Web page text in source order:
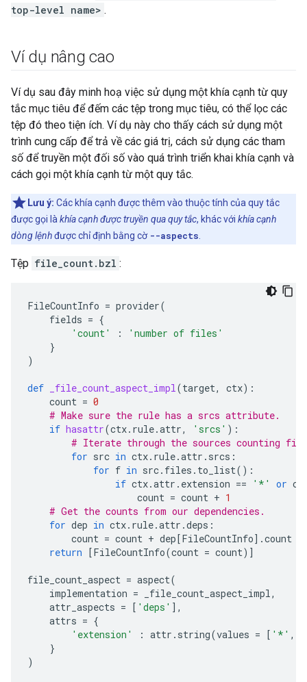
top-level name> .
Ví dụ nâng cao
Ví dụ sau đây minh hoạ việc sử dụng một khía cạnh từ quy
tắc mục tiêu để đếm các tệp trong mục tiêu, có thể lọc các
tệp đó theo tiện ích. Ví dụ này cho thấy cách sử dụng một
trình cung cấp để trả về các giá trị, cách sử dụng các tham
số để truyền một đối số vào quá trình triển khai khía cạnh và
cách gọi một khía cạnh từ một quy tắc.
Lưu ý: Các khía cạnh được thêm vào thuộc tính của quy tắc
được gọi làkhía cạnh được truyền qua quy tắc, khác với khía cạnh
dòng lệnhđược chỉ định bằng cờ --aspects.
Tệp file_count.bzl :
FileCountInfo = provider(
fields = {
'count'
:
'number of files'
}
)
def _file_count_aspect_impl(target, ctx):
count = 0
# Make sure the rule has a srcs attribute.
if hasattr(ctx. rule.attr, 'srcs' ):
# Iterate through the sources counting
for src in ctx. rule.attr . srcs :
for f in src. files . to_list():
if ctx.attr . extension == '*' or
count = count + 1
# Get the counts from our dependencies.
for dep in ctx. rule.attr .deps :
count = count + dep [FileCountInfo] .count
return
[FileCountInfo(count = count)]
file_count_aspect = aspect(
implementation = _file_count_aspect_impl,
attr_aspects = [ 'deps' ],
attrs = {
'extension'
: attr . string(values = [ '*' ,
}
)